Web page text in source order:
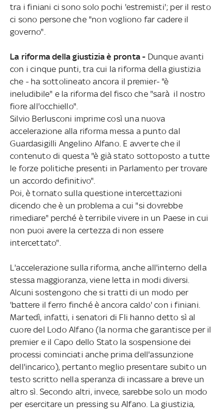
tra i finiani ci sono solo pochi 'estremisti'; per il resto
ci sono persone che "non vogliono far cadere il
governo".
La riforma della giustizia è pronta - Dunque avanti
con i cinque punti, tra cui la riforma della giustizia
che - ha sottolineato ancora il premier- "è
ineludibile" e la riforma del fisco che "sarà il nostro
fiore all'occhiello".
Silvio Berlusconi imprime così una nuova
accelerazione alla riforma messa a punto dal
Guardasigilli Angelino Alfano. E avverte che il
contenuto di questa "è già stato sottoposto a tutte
le forze politiche presenti in Parlamento per trovare
un accordo definitivo".
Poi, è tornato sulla questione intercettazioni
dicendo che è un problema a cui "si dovrebbe
rimediare" perché è terribile vivere in un Paese in cui
non puoi avere la certezza di non essere
intercettato".
L'accelerazione sulla riforma, anche all'interno della
stessa maggioranza, viene letta in modi diversi.
Alcuni sostengono che si tratti di un modo per
'battere il ferro finché è ancora caldo' con i finiani.
Martedì, infatti, i senatori di Fli hanno detto sì al
cuore del Lodo Alfano (la norma che garantisce per il
premier e il Capo dello Stato la sospensione dei
processi cominciati anche prima dell'assunzione
dell'incarico), pertanto meglio presentare subito un
testo scritto nella speranza di incassare a breve un
altro sì. Secondo altri, invece, sarebbe solo un modo
per esercitare un pressing su Alfano. La giustizia,